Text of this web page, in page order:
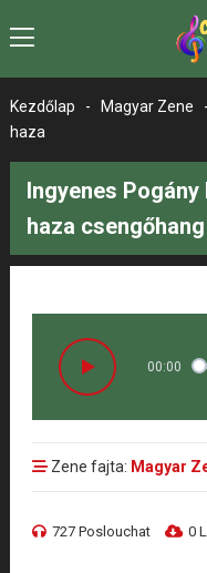
Kezdőlap - Magyar Zene -
haza
Ingyenes
haza
00:00
Zene fajta: Magyar
727 Poslouchat 0